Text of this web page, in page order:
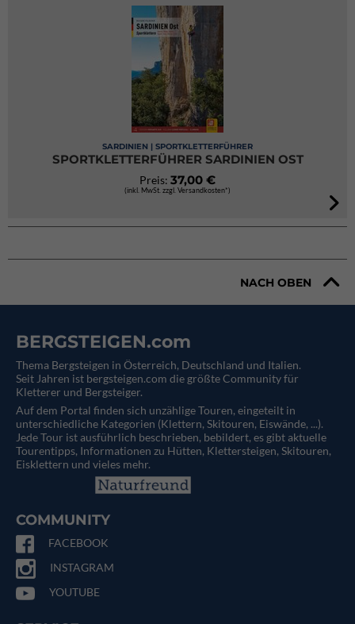
SARDINIEN | SPORTKLETTERFÜHRER
SPORTKLETTERFÜHRER SARDINIEN OST
Preis: 37,00 €
(inkl. MwSt. zzgl. Versandkosten*)
NACH OBEN
BERGSTEIGEN.com
Thema Bergsteigen in Österreich, Deutschland und Italien.
Seit Jahren ist bergsteigen.com die größte Community für
Kletterer und Bergsteiger.
Auf dem Portal finden sich unzählige Touren, eingeteilt in
unterschiedliche Kategorien (Klettern, Skitouren, Eiswände, ...).
Jede Tour ist ausführlich beschrieben, bebildert, es gibt aktuelle
Tourentipps, Informationen zu Hütten, Klettersteigen, Skitouren,
Eisklettern und vieles mehr.
COMMUNITY
FACEBOOK
INSTAGRAM
YOUTUBE